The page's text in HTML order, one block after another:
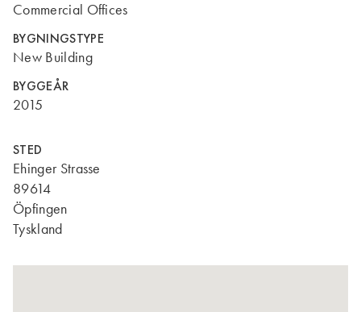
Commercial Offices
BYGNINGSTYPE
New Building
BYGGEÅR
2015
STED
Ehinger Strasse
89614
Öpfingen
Tyskland